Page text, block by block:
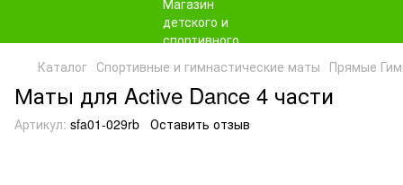
Каталог Спортивные и гимнастические маты Прямые
Маты для Active Dance 4 части
Артикул: sfa01-029rb Оставить отзыв